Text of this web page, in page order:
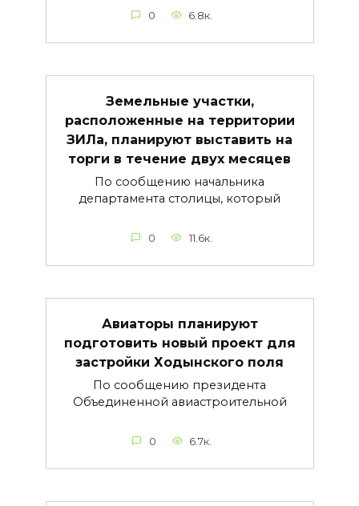
0 6.8к.
Земельные участки,
расположенные на территории
ЗИЛа, планируют выставить на
торги в течение двух месяцев
По сообщению начальника
департамента столицы, который
0 11.6к.
Авиаторы планируют
подготовить новый проект для
застройки Ходынского поля
По сообщению президента
Объединенной авиастроительной
0 6.7к.